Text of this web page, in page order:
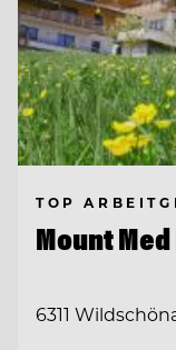
TOP
Mount
6311